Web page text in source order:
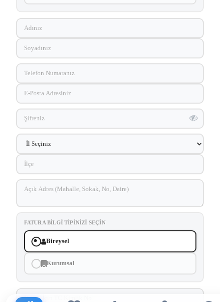
FATURA BILGI TIPINIZI SEÇIN
Bireysel
Kurumsal